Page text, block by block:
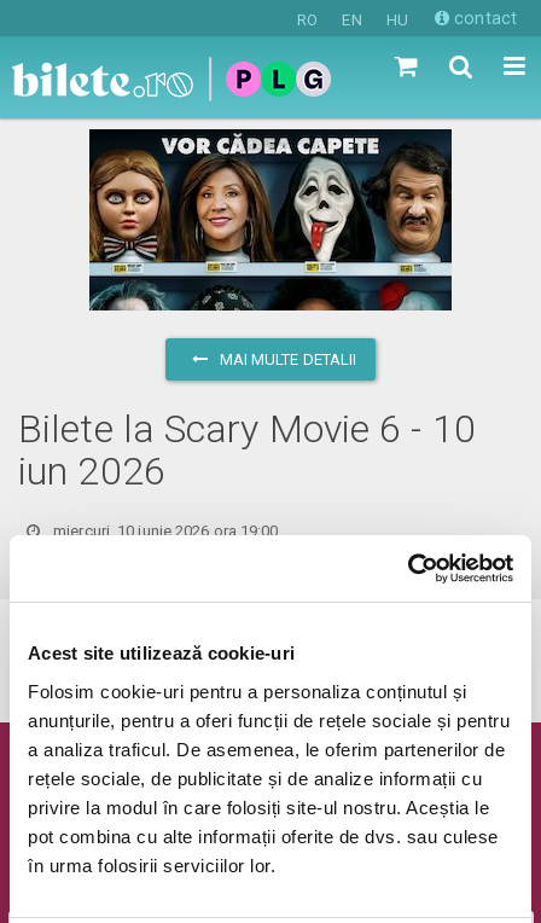
Acest site utilizează cookie-uri
Folosim cookie-uri pentru a personaliza conținutul și
anunțurile, pentru a oferi funcții de rețele sociale și pentru
a analiza traficul. De asemenea, le oferim partenerilor de
rețele sociale, de publicitate și de analize informații cu
privire la modul în care folosiți site-ul nostru. Aceștia le
pot combina cu alte informații oferite de dvs. sau culese
în urma folosirii serviciilor lor.
RO EN HU contact
MAI MULTE DETALII
Bilete la Scary Movie 6 - 10
iun 2026
miercuri, 10 iunie 2026 ora 19:00
vezi pe harta
Evenimentul a expirat.
Newsletter @ Bilete.ro
Oferte exclusive si o editie saptamanala cu cele mai noi
evenimente.